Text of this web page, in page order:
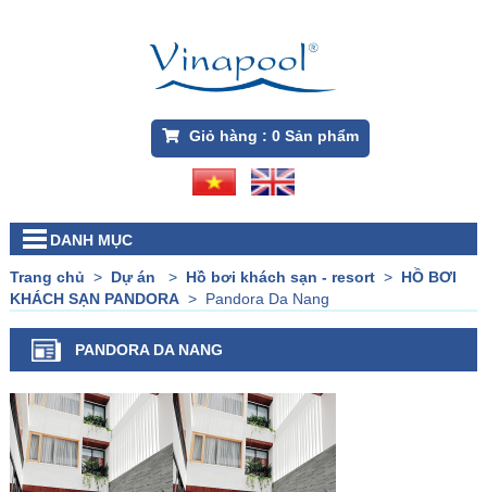
Giỏ hàng : 0Sản phẩm
DANH MỤC
Trang chủ > Dự án > Hồ bơi khách sạn - resort> HỒ BƠI
KHÁCH SẠN PANDORA> Pandora Da Nang
PANDORA DA NANG